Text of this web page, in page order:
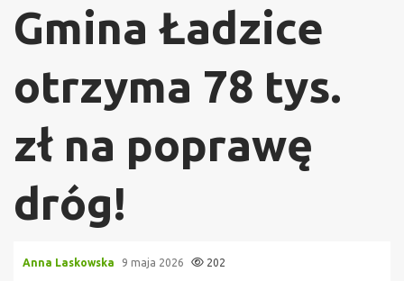
Gmina Ładzice
otrzyma 78 tys.
zł na poprawę
dróg!
Anna Laskowska 9 maja 2026 202